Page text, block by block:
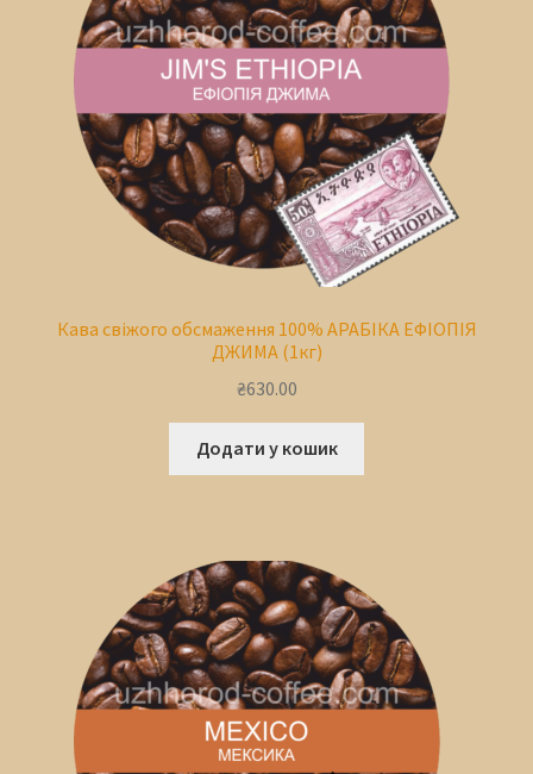
Кава свіжого обсмаження 100% АРАБІКА ЕФІОПІЯ
ДЖИМА (1кг)
₴630.00
Додати у кошик